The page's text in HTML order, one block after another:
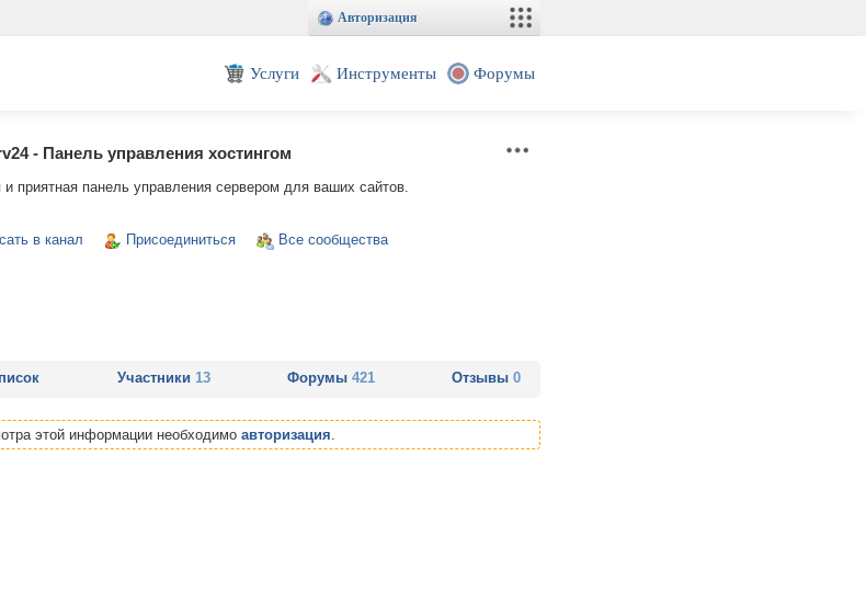
Авторизация
Услуги Инструменты Форумы
- Панель управления хостингом
и приятная панель управления сервером для ваших сайтов.
в канал Присоединиться Все сообщества
Участники 13 Форумы 421 Отзывы 0
этой информации необходимо авторизация.